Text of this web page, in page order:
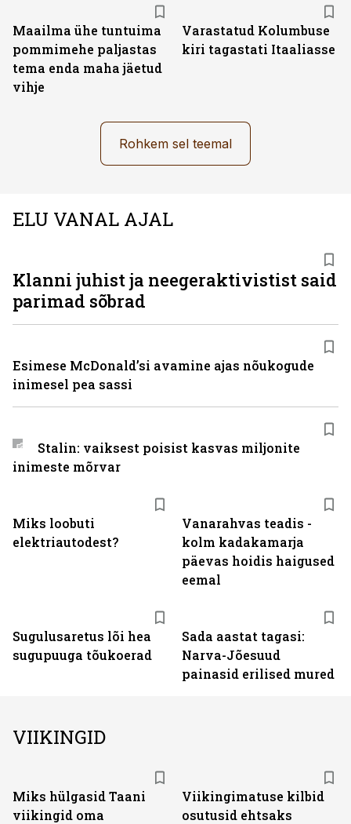
Maailma ühe tuntuima
pommimehe paljastas
tema enda maha jäetud
vihje
Varastatud Kolumbuse
kiri tagastati Itaaliasse
Rohkem sel teemal
ELU VANAL AJAL
Miks loobuti
elektriautodest?
Vanarahvas teadis -
kolm kadakamarja
päevas hoidis haigused
eemal
Sugulusaretus lõi hea
sugupuuga tõukoerad
Sada aastat tagasi:
Narva-Jõesuud
painasid erilised mured
Klanni juhist ja neegeraktivistist said
parimad sõbrad
Esimese McDonaldʼsi avamine ajas nõukogude
inimesel pea sassi
Stalin: vaiksest poisist kasvas miljonite
inimeste mõrvar
VIIKINGID
Miks hülgasid Taani
viikingid oma
Viikingimatuse kilbid
osutusid ehtsaks